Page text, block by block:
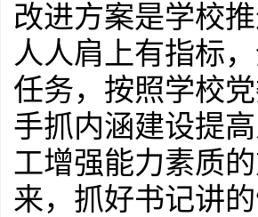
改进方案是学校
人人肩上有指标
任务，按照学校
手抓内涵建设提
工增强能力素质
来，抓好书记讲